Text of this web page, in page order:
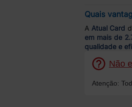
Quais
A Atual Card
em mais de
qualidade e
Não
Atenção: